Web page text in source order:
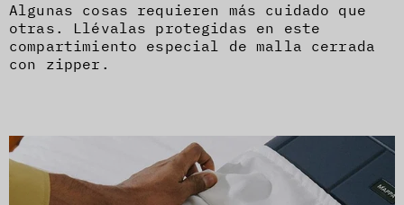
Algunas cosas requieren más cuidado que
otras. Llévalas protegidas en este
compartimiento especial de malla cerrada
con zipper.